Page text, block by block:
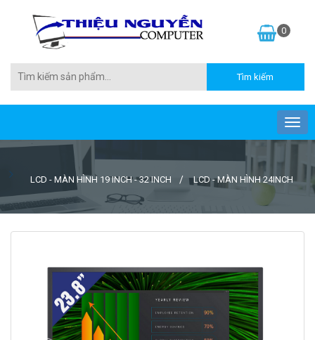
0
LCD - MÀN HÌNH 19 INCH - 32 INCH LCD - MÀN HÌNH 24INCH